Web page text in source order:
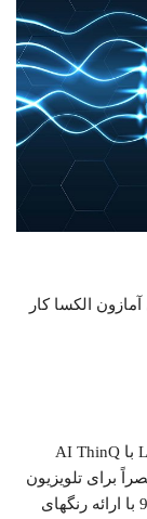
الکسا کار
پردازنده هوشمند α9 داخل تلویزیون LG OLED E8 با AI ThinQ
برای تلویزیون
LG OLED E8 تولید شده است ، پردازنده جدید 9α با ارائه رنگهای